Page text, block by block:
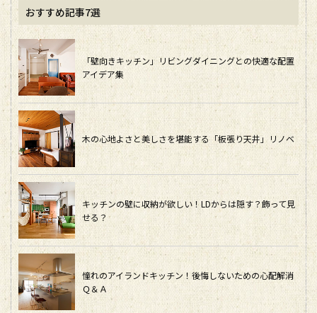
おすすめ記事7選
「壁向きキッチン」リビングダイニングとの快適な配置
アイデア集
木の心地よさと美しさを堪能する「板張り天井」リノベ
キッチンの壁に収納が欲しい！LDからは隠す？飾って見
せる？
憧れのアイランドキッチン！後悔しないための心配解消
Ｑ＆Ａ